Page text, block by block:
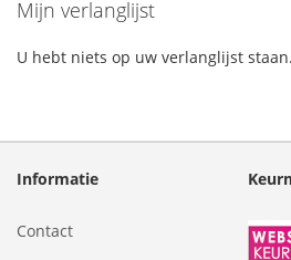
Mijn verlanglijst
U hebt niets op uw verlanglijst staan.
Informatie
Contact